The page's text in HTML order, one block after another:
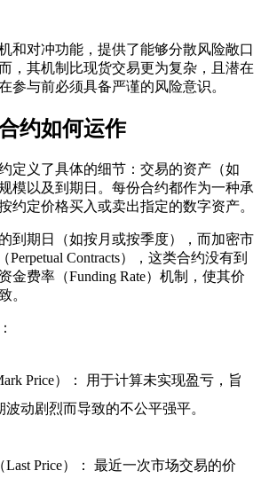
和对冲功能，提供了能够分散风险敞口
，其机制比现货交易更为复杂，且潜在
参与前必须具备严谨的风险意识。
约如何运作
定义了具体的细节：交易的资产（如
模以及到期日。每份合约都作为一种承
约定价格买入或卖出指定的数字资产。
到期日（如按月或按季度），而加密市
Perpetual Contracts），这类合约没有到
金费率（Funding Rate）机制，使其价
。
Price）：
用于计算未实现盈亏，旨
动剧烈而导致的不公平强平。
Price）：
最近一次市场交易的价